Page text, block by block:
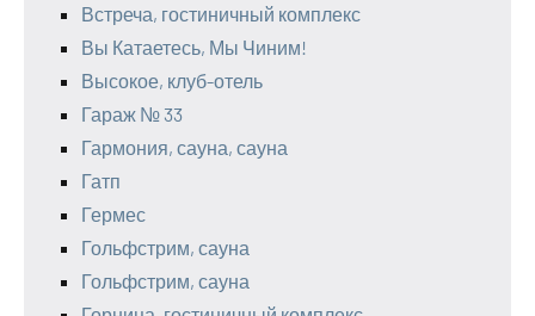
Встреча, гостиничный комплекс
Вы Катаетесь, Мы Чиним!
Высокое, клуб-отель
Гараж № 33
Гармония, сауна, сауна
Гатп
Гермес
Гольфстрим, сауна
Гольфстрим, сауна